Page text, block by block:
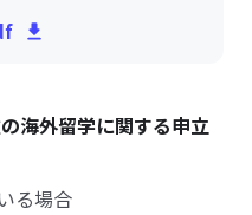
海外留学に関する申立
る場合